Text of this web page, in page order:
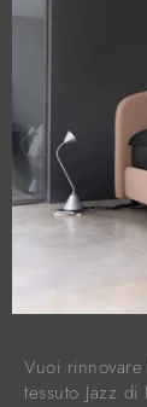
Vuoi
tessuto Jazz